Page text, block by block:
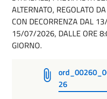
ALTERNATO, REGOLATO
CON DECORRENZA DAL
15/07/2026, DALLE ORE
GIORNO.
26